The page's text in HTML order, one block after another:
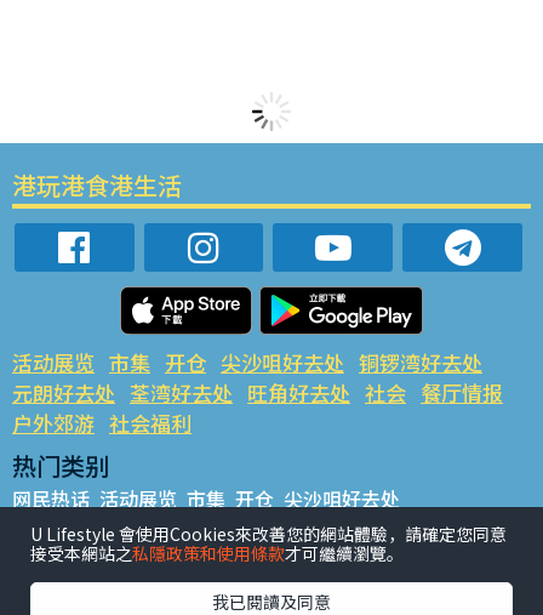
港玩港食港生活
活动展览 市集 开仓 尖沙咀好去处 铜锣湾好去处
元朗好去处 荃湾好去处 旺角好去处 社会 餐厅情报
户外郊游 社会福利
热门类别
网民热话 活动展览 市集 开仓 尖沙咀好去处
铜锣湾好去处 元朗好去处 荃湾好去处 旺角好去处 社会
餐厅情报 户外郊游
热门标签
U Lifestyle 會使用Cookies來改善您的網站體驗，請確定您同意
接受本網站之私隱政策和使用條款才可繼續瀏覽。
我已閱讀及同意